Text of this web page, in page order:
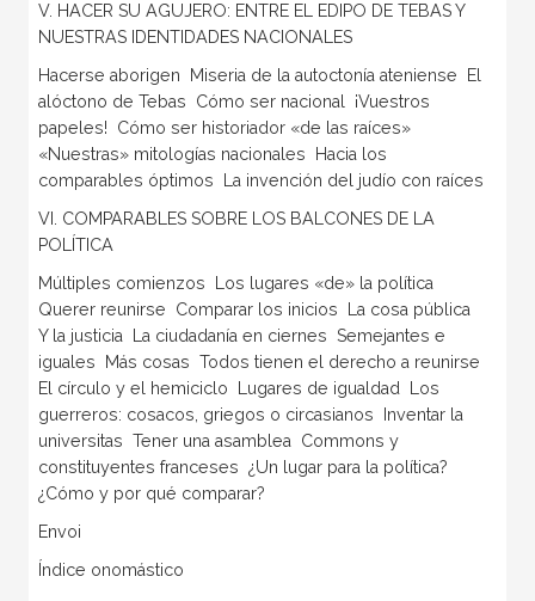
V. HACER SU AGUJERO: ENTRE EL EDIPO DE TEBAS Y
NUESTRAS IDENTIDADES NACIONALES
Hacerse aborigen  Miseria de la autoctonía ateniense  El
alóctono de Tebas  Cómo ser nacional  ¡Vuestros
papeles!  Cómo ser historiador «de las raíces» 
«Nuestras» mitologías nacionales  Hacia los
comparables óptimos  La invención del judío con raíces
VI. COMPARABLES SOBRE LOS BALCONES DE LA
POLÍTICA
Múltiples comienzos  Los lugares «de» la política 
Querer reunirse  Comparar los inicios  La cosa pública 
Y la justicia  La ciudadanía en ciernes  Semejantes e
iguales  Más cosas  Todos tienen el derecho a reunirse 
El círculo y el hemiciclo  Lugares de igualdad  Los
guerreros: cosacos, griegos o circasianos  Inventar la
universitas  Tener una asamblea  Commons y
constituyentes franceses  ¿Un lugar para la política? 
¿Cómo y por qué comparar?
Envoi
Índice onomástico